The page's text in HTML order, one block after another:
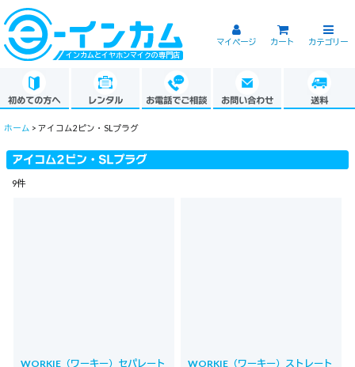
カテゴリー
インカムとイヤホンマイクの専門店
マイページ カート
初めての方へ レンタル お電話でご相談 お問い合わせ 送料
ホーム > アイコム2ピン・SLプラグ
アイコム2ピン・SLプラグ
9件
WORKIE（ワーキー）セパレート
WORKIE（ワーキー）ストレート